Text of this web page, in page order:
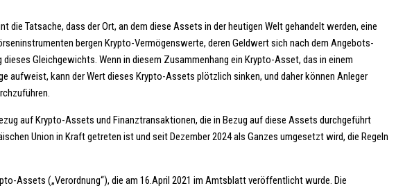
Tatsache, dass der Ort, an dem diese Assets in der heutigen Welt gehandelt werden, eine
bergen Krypto-Vermögenswerte, deren Geldwert sich nach dem Angebots-
Gleichgewichts. Wenn in diesem Zusammenhang ein Krypto-Asset, das in einem
aufweist, kann der Wert dieses Krypto-Assets plötzlich sinken, und daher können Anleger
auf Krypto-Assets und Finanztransaktionen, die in Bezug auf diese Assets durchgeführt
Union in Kraft getreten ist und seit Dezember 2024 als Ganzes umgesetzt wird, die Regeln
Assets („Verordnung“), die am 16.April 2021 im Amtsblatt veröffentlicht wurde. Die